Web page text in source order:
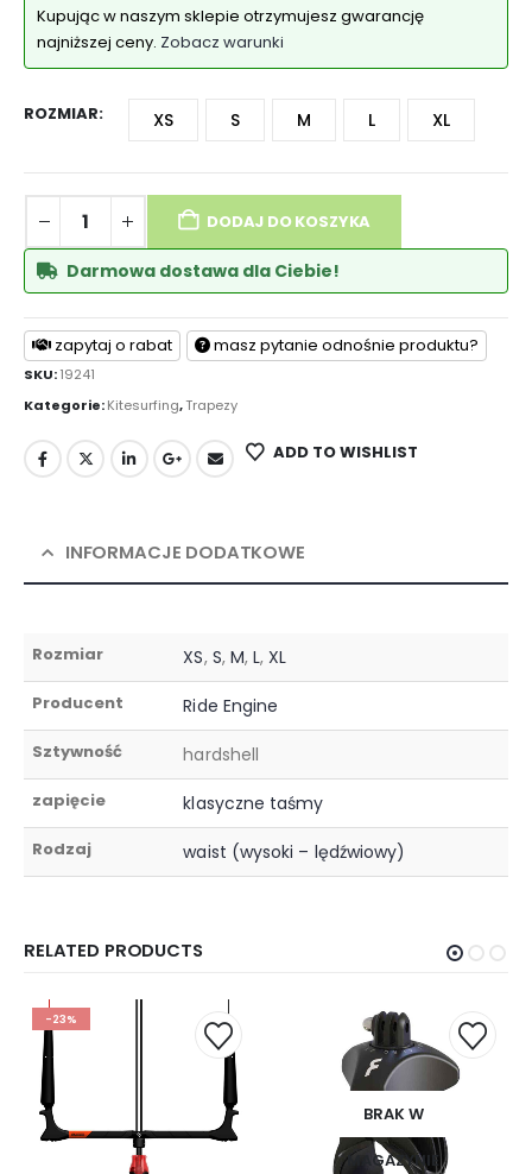
Kupując w naszym sklepie otrzymujesz gwarancję
najniższej ceny. Zobacz warunki
ROZMIAR XS S M L XL
DODAJ DO KOSZYKA
Darmowa dostawa dla Ciebie!
zapytaj o rabat masz pytanie odnośnie produktu?
SKU:19241
Kategorie:Kitesurfing,Trapezy
ADD TO WISHLIST
INFORMACJE DODATKOWE
Rozmiar XS, S, M,L,XL
Producent Ride Engine
Sztywność hardshell
zapięcie klasyczne taśmy
Rodzaj waist (wysoki – lędźwiowy)
RELATED PRODUCTS
-23%
BRAK W
MAGAZYNIE